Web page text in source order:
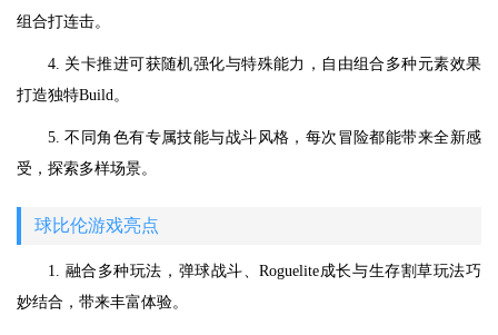
组合打连击。
4. 关卡推进可获随机强化与特殊能力，自由组合多种元素效果
打造独特Build。
5. 不同角色有专属技能与战斗风格，每次冒险都能带来全新感
受，探索多样场景。
球比伦游戏亮点
1. 融合多种玩法，弹球战斗、Roguelite成长与生存割草玩法巧
妙结合，带来丰富体验。